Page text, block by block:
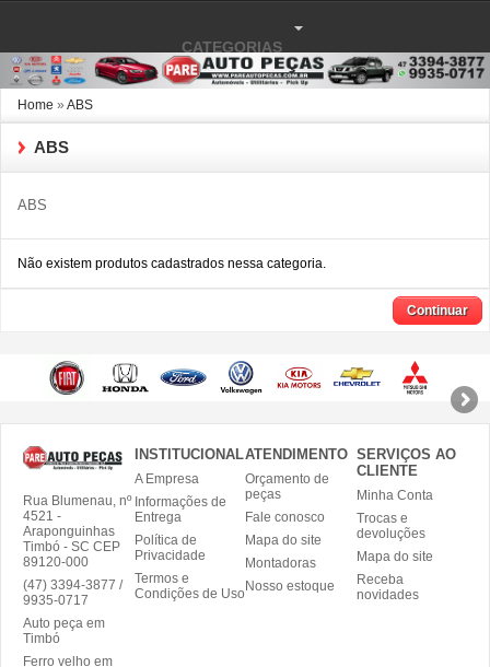
CATEGORIAS
Home » ABS
ABS
ABS
Não existem produtos cadastrados nessa categoria.
Continuar
Rua Blumenau, nº
4521 -
Araponguinhas
Timbó - SC CEP
89120-000
(47) 3394-3877 /
9935-0717
Auto peça em
Timbó
Ferro velho em
INSTITUCIONAL
A Empresa
Informações de
Entrega
Política de
Privacidade
Termos e
Condições de Uso
ATENDIMENTO
Orçamento de
peças
Fale conosco
Mapa do site
Montadoras
Nosso estoque
SERVIÇOS AO
CLIENTE
Minha Conta
Trocas e
devoluções
Mapa do site
Receba
novidades